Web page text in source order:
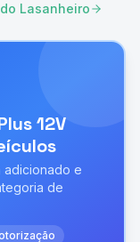
Lasanheiro
12V
adicionado e
de